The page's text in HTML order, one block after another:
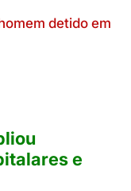
detido em
e